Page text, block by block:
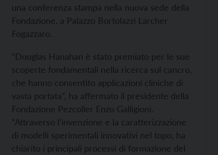
una conferenza stampa nella nuova sede della
Fondazione, a Palazzo Bortolazzi Larcher
Fogazzaro.
“Douglas Hanahan è stato premiato per le sue
scoperte fondamentali nella ricerca sul cancro,
che hanno consentito applicazioni cliniche di
vasta portata”, ha affermato il presidente della
Fondazione Pezcoller Enzo Galligioni.
“Attraverso l’invenzione e la caratterizzazione
di modelli sperimentali innovativi nel topo, ha
chiarito i principali processi di formazione del